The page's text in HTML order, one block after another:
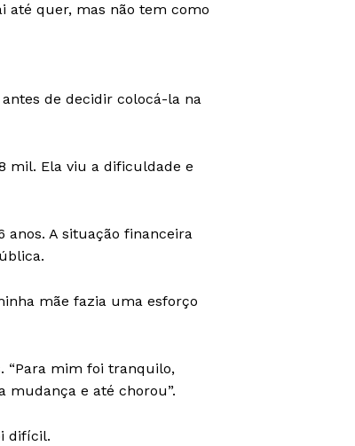
até quer, mas não tem como
de decidir colocá-la na
mil. Ela viu a dificuldade e
anos. A situação financeira
mãe fazia uma esforço
“Para mim foi tranquilo,
mudança e até chorou”.
difícil.